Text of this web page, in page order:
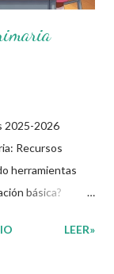
2025-2026
Recursos
herramientas
básica?
LEER»